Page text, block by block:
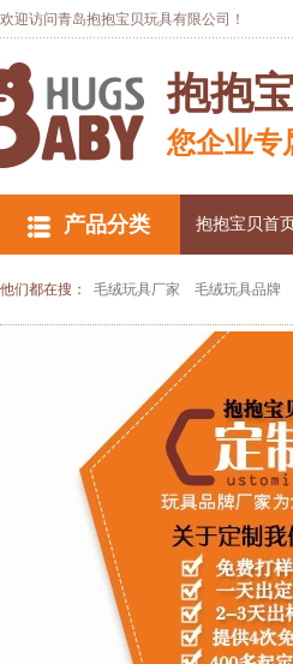
欢迎访问青岛抱抱宝贝玩具有限公司！
抱抱
您企业专
产品分类 抱抱宝贝首
他们都在搜： 毛绒玩具厂家 毛绒玩具品牌